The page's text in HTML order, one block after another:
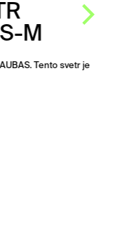
M
Tento svetr je